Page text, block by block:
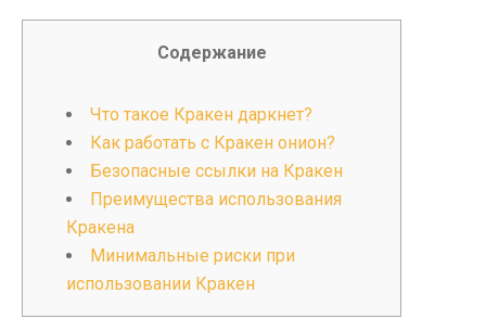
Содержание
Что такое Кракен даркнет?
Как работать с Кракен онион?
Безопасные ссылки на Кракен
Преимущества использования
Кракена
Минимальные риски при
использовании Кракен